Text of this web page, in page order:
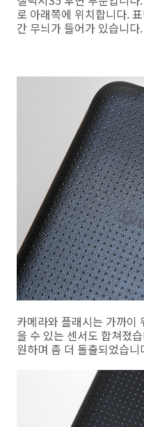
로 아래쪽에 위치합니다.
간 무늬가 들어가 있습니다.
카메라와 플래시는 가까이
을 수 있는 센서도 합쳐졌
원하며 좀 더 돌출되었습니